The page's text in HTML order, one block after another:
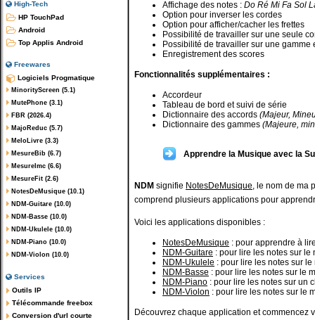
High-Tech
HP TouchPad
Android
Top Applis Android
Freewares
Logiciels Progmatique
MinorityScreen (5.1)
MutePhone (3.1)
FBR (2026.4)
MajoReduc (5.7)
MeloLivre (3.3)
MesureBib (6.7)
MesureImc (6.6)
MesureFit (2.6)
NotesDeMusique (10.1)
NDM-Guitare (10.0)
NDM-Basse (10.0)
NDM-Ukulele (10.0)
NDM-Piano (10.0)
NDM-Violon (10.0)
Services
Outils IP
Télécommande freebox
Conversion d'url courte
Affichage des notes : Do Ré Mi Fa Sol
Option pour inverser les cordes
Option pour afficher/cacher les frettes
Possibilité de travailler sur une seule
Possibilité de travailler sur une gamme
Enregistrement des scores
Fonctionnalités supplémentaires :
Accordeur
Tableau de bord et suivi de série
Dictionnaire des accords (Majeur,
Dictionnaire des gammes (Majeure,
Apprendre la Musique avec la
NDM signifie NotesDeMusique , le nom de
comprend plusieurs applications pour
Voici les applications disponibles :
NotesDeMusique : pour apprendre à
NDM-Guitare : pour lire les notes sur le
NDM-Ukulele : pour lire les notes sur
NDM-Basse : pour lire les notes sur le
NDM-Piano : pour lire les notes sur un
NDM-Violon : pour lire les notes sur le
Découvrez chaque application et commencez